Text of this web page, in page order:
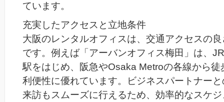
ています。
充実したアクセスと立地条件
大阪のレンタルオフィスは、交通アクセスの
です。例えば「アーバンオフィス梅田」は、
駅をはじめ、阪急やOsaka Metroの各線から徒
利便性に優れています。ビジネスパートナー
来訪もスムーズに行えるため、効率的なスケ